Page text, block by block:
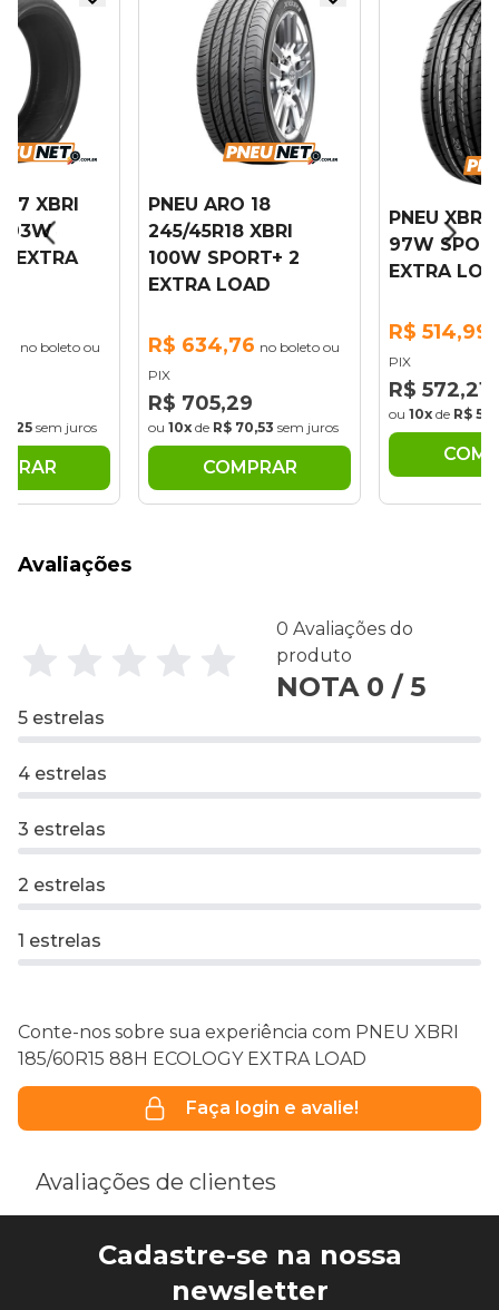
17 XBRI
93W
EXTRA
no boleto ou
sem juros
PNEU ARO 18
245/45R18 XBRI
100W SPORT+ 2
EXTRA LOAD
R$ 634,76 no boleto ou
PIX
R$ 705,29
ou 10x de R$ 70,53 sem juros
COMPRAR
PNEU XBRI
97W
EXTRA
R$ 514,99
PIX
R$ 572,21
ou 10x de R$
Avaliações
0 Avaliações do
produto
NOTA 0 / 5
5 estrelas
4 estrelas
3 estrelas
2 estrelas
1 estrelas
Conte-nos sobre sua experiência com PNEU XBRI
185/60R15 88H ECOLOGY EXTRA LOAD
Faça login e avalie!
Avaliações de clientes
Cadastre-se na nossa
newsletter